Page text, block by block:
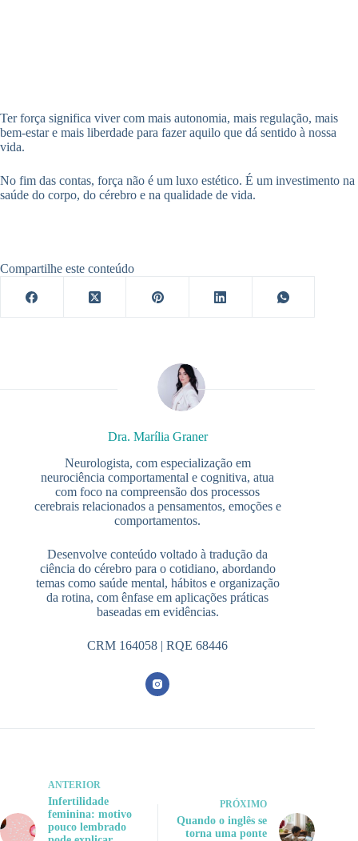
Ter força significa viver com mais autonomia, mais regulação, mais
bem-estar e mais liberdade para fazer aquilo que dá sentido à nossa
vida.
No fim das contas, força não é um luxo estético. É um investimento na
saúde do corpo, do cérebro e na qualidade de vida.
Compartilhe este conteúdo
Dra. Marília Graner
Neurologista, com especialização em
neurociência comportamental e cognitiva, atua
com foco na compreensão dos processos
cerebrais relacionados a pensamentos, emoções e
comportamentos.
Desenvolve conteúdo voltado à tradução da
ciência do cérebro para o cotidiano, abordando
temas como saúde mental, hábitos e organização
da rotina, com ênfase em aplicações práticas
baseadas em evidências.
CRM 164058 | RQE 68446
ANTERIOR
Infertilidade
feminina: motivo
pouco lembrado
PRÓXIMO
Quando o inglês se
torna uma ponte